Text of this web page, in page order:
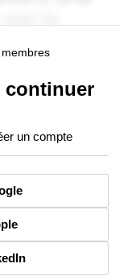
continuer
un compte